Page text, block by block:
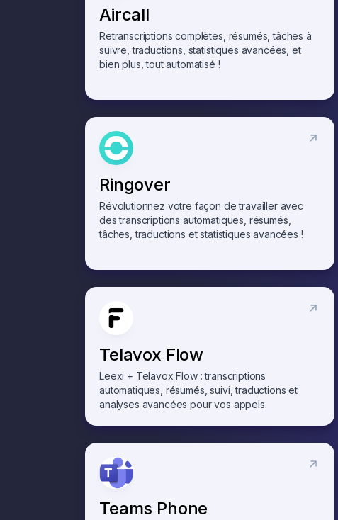
Aircall
Retranscriptions complètes, résumés, tâches à
suivre, traductions, statistiques avancées, et
bien plus, tout automatisé !
Ringover
Révolutionnez votre façon de travailler avec
des transcriptions automatiques, résumés,
tâches, traductions et statistiques avancées !
Telavox Flow
Leexi + Telavox Flow : transcriptions
automatiques, résumés, suivi, traductions et
analyses avancées pour vos appels.
Teams Phone